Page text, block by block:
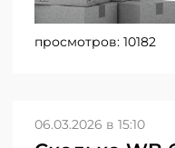
просмотров: 10182
06.03.2026 в 15:10